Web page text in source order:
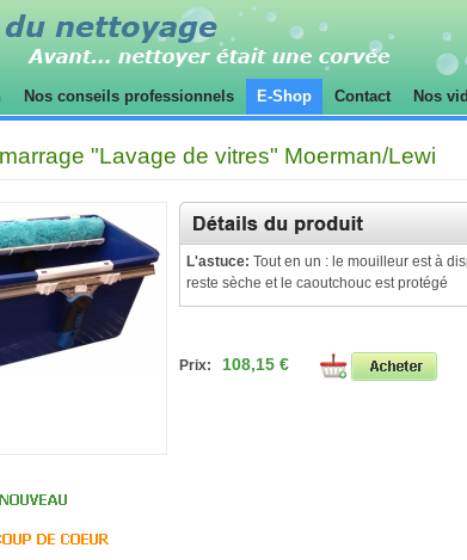
Nos conseils professionnels E-Shop Contact Nos
"Lavage de vitres" Moerman/Lewi
L'astuce: Tout en un : le mouilleur est à
reste sèche et le caoutchouc est protégé
Prix: 108,15 €